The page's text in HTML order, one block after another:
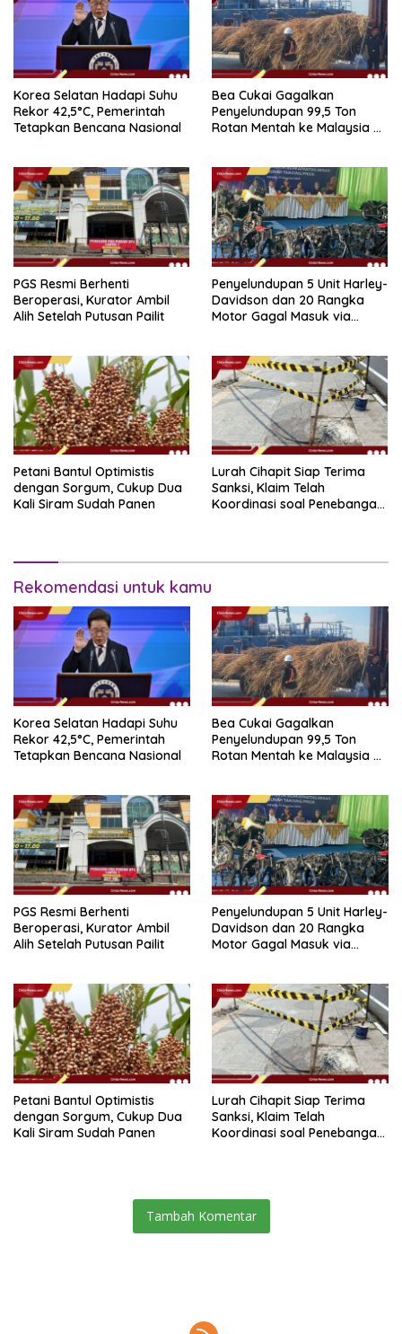
Korea Selatan Hadapi Suhu
Rekor 42,5°C, Pemerintah
Tetapkan Bencana Nasional
Bea Cukai Gagalkan
Penyelundupan 99,5 Ton
Rotan Mentah ke Malaysia di
PGS Resmi Berhenti
Beroperasi, Kurator Ambil
Alih Setelah Putusan Pailit
Penyelundupan 5 Unit Harley-
Davidson dan 20 Rangka
Motor Gagal Masuk via
Petani Bantul Optimistis
dengan Sorgum, Cukup Dua
Kali Siram Sudah Panen
Lurah Cihapit Siap Terima
Sanksi, Klaim Telah
Koordinasi soal Penebangan
Rekomendasi untuk kamu
Korea Selatan Hadapi Suhu
Rekor 42,5°C, Pemerintah
Tetapkan Bencana Nasional
Bea Cukai Gagalkan
Penyelundupan 99,5 Ton
Rotan Mentah ke Malaysia di
PGS Resmi Berhenti
Beroperasi, Kurator Ambil
Alih Setelah Putusan Pailit
Penyelundupan 5 Unit Harley-
Davidson dan 20 Rangka
Motor Gagal Masuk via
Petani Bantul Optimistis
dengan Sorgum, Cukup Dua
Kali Siram Sudah Panen
Lurah Cihapit Siap Terima
Sanksi, Klaim Telah
Koordinasi soal Penebangan
Tambah Komentar